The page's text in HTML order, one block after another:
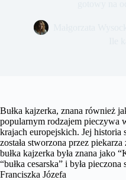
Bułka kajzerka, znana również
popularnym rodzajem pieczywa
krajach europejskich. Jej
została stworzona przez
bułka kajzerka była znana jako
“bułka cesarska” i była pieczona
Franciszka Józefa